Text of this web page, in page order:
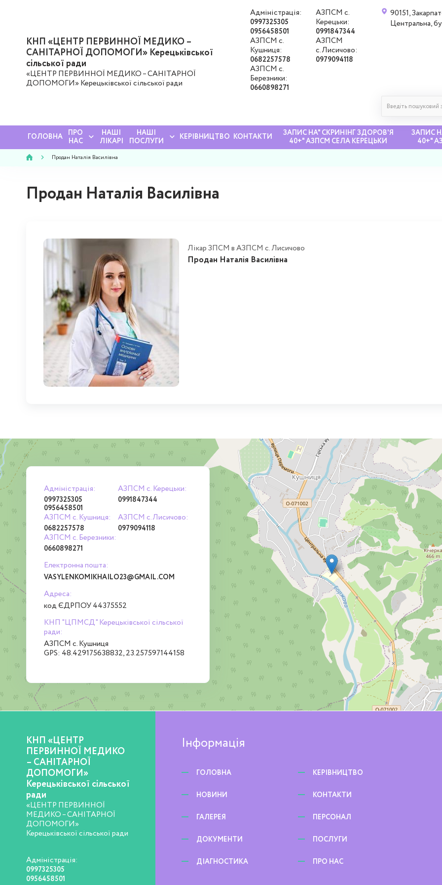
КНП «ЦЕНТР ПЕРВИННОЇ МЕДИКО –
САНІТАРНОЇ ДОПОМОГИ» Керецьківської
сільської ради
«ЦЕНТР ПЕРВИННОЇ МЕДИКО – САНІТАРНОЇ
ДОПОМОГИ» Керецьківської сільської ради
90151,
Центральна,
Адміністрація:
0997325305
0956458501
АЗПСМ с.
Керецьки:
0991847344
АЗПСМ с.
Кушниця:
0682257578
АЗПСМ
с.Лисичово:
0979094118
АЗПСМ с.
Березники:
0660898271
ГОЛОВНА ПРО
НАС
НАШІ
ЛІКАРІ
НАШІ
ПОСЛУГИ
КЕРІВНИЦТВО КОНТАКТИ
ЗАПИС НА" СКРИНІНГ ЗДОРОВ'Я
40+" АЗПСМ СЕЛА КЕРЕЦЬКИ
ЗАПИС
40+"
Продан Наталія Василівна
Продан Наталія Василівна
Лікар ЗПСМ в АЗПСМ с. Лисичово
Продан Наталія Василівна
Адміністрація:
0997325305
0956458501
АЗПСМ с. Керецьки:
0991847344
АЗПСМ с. Кушниця:
0682257578
АЗПСМ с.Лисичово:
0979094118
АЗПСМ с. Березники:
0660898271
Електронна пошта:
VASYLENKOMIKHAILO23@GMAIL.COM
Адреса:
код ЄДРПОУ 44375552
КНП "ЦПМСД" Керецьківської сільської
ради:
АЗПСМ с. Кушниця
GPS: 48.429175638832, 23.257597144158
КНП «ЦЕНТР
ПЕРВИННОЇ МЕДИКО
– САНІТАРНОЇ
ДОПОМОГИ»
Керецьківської сільської
ради
«ЦЕНТР ПЕРВИННОЇ
МЕДИКО – САНІТАРНОЇ
ДОПОМОГИ»
Керецьківської сільської ради
Адміністрація:
0997325305
0956458501
Інформація
ГОЛОВНА
НОВИНИ
ГАЛЕРЕЯ
ДОКУМЕНТИ
ДІАГНОСТИКА
КЕРІВНИЦТВО
КОНТАКТИ
ПЕРСОНАЛ
ПОСЛУГИ
ПРО НАС